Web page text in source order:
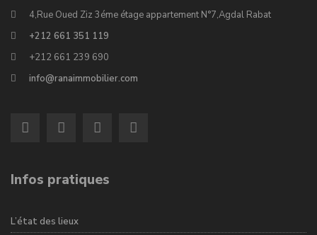
4,Rue Oued Ziz 3éme étage appartement N°7,Agdal Rabat
+212 661 351 119
+212 661 239 690
info@ranaimmobilier.com
Infos pratiques
L’état des lieux